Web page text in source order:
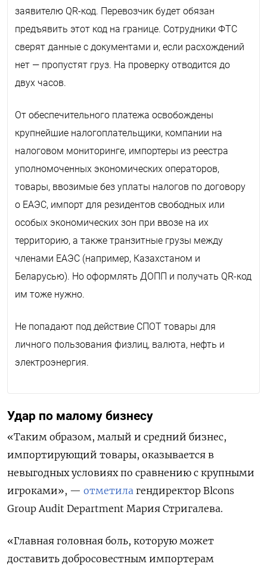
заявителю QR-код. Перевозчик будет обязан
предъявить этот код на границе. Сотрудники ФТС
сверят данные с документами и, если расхождений
нет — пропустят груз. На проверку отводится до
двух часов.
От обеспечительного платежа освобождены
крупнейшие налогоплательщики, компании на
налоговом мониторинге, импортеры из реестра
уполномоченных экономических операторов,
товары, ввозимые без уплаты налогов по договору
о ЕАЭС, импорт для резидентов свободных или
особых экономических зон при ввозе на их
территорию, а также транзитные грузы между
членами ЕАЭС (например, Казахстаном и
Беларусью). Но оформлять ДОПП и получать QR-код
им тоже нужно.
Не попадают под действие СПОТ товары для
личного пользования физлиц, валюта, нефть и
электроэнергия.
Удар по малому бизнесу
«Таким образом, малый и средний бизнес,
импортирующий товары, оказывается в
невыгодных условиях по сравнению с крупными
игроками», — отметила гендиректор Blcons
Group Audit Department Мария Стригалева.
«Главная головная боль, которую может
доставить добросовестным импортерам